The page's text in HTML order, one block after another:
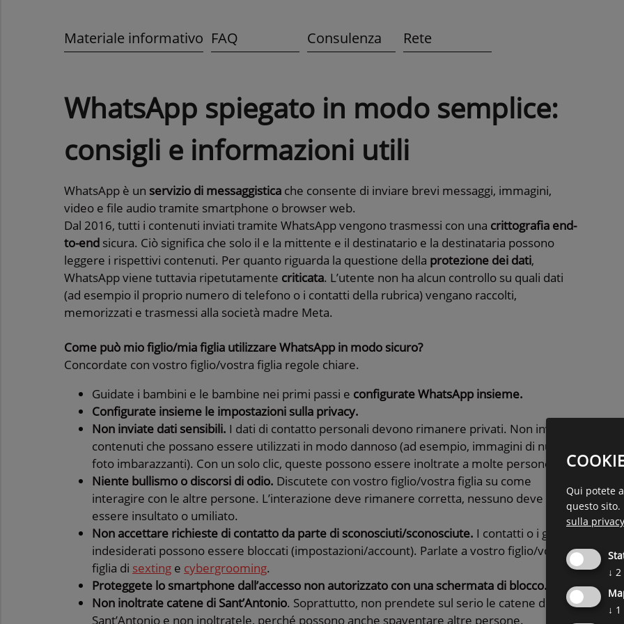
Materiale informativo FAQ Consulenza Rete
WhatsApp spiegato in modo semplice:
consigli e informazioni utili
WhatsApp è un servizio di messaggistica che consente di inviare brevi messaggi, immagini,
video e file audio tramite smartphone o browser web.
Dal 2016, tutti i contenuti inviati tramite WhatsApp vengono trasmessi con una crittografia end-
to-end sicura. Ciò significa che solo il e la mittente e il destinatario e la destinataria possono
leggere i rispettivi contenuti. Per quanto riguarda la questione della protezione dei dati,
WhatsApp viene tuttavia ripetutamente criticata. L’utente non ha alcun controllo su quali dati
(ad esempio il proprio numero di telefono o i contatti della rubrica) vengano raccolti,
memorizzati e trasmessi alla società madre Meta.
Come può mio figlio/mia figlia utilizzare WhatsApp in modo sicuro?
Concordate con vostro figlio/vostra figlia regole chiare.
Guidate i bambini e le bambine nei primi passi e configurate WhatsApp insieme.
Configurate insieme le impostazioni sulla privacy.
Non inviate dati sensibili. I dati di contatto personali devono rimanere privati. Non inviate
contenuti che possano essere utilizzati in modo dannoso (ad esempio, immagini di nudo,
foto imbarazzanti). Con un solo clic, queste possono essere inoltrate a molte persone.
Niente bullismo o discorsi di odio. Discutete con vostro figlio/vostra figlia su come
interagire con le altre persone. L’interazione deve rimanere corretta, nessuno deve
essere insultato o umiliato.
Non accettare richieste di contatto da parte di sconosciuti/sconosciute. I contatti o i gruppi
indesiderati possono essere bloccati (impostazioni/account). Parlate a vostro figlio/vostra
figlia di sexting e cybergrooming.
Proteggete lo smartphone dall’accesso non autorizzato con una schermata di blocco.
Non inoltrate catene di Sant’Antonio. Soprattutto, non prendete sul serio le catene di
Sant’Antonio e non inoltratele, perché possono anche spaventare altre persone.
Qui potete
questo sito.
sulla privacy
↓ 2
↓ 1